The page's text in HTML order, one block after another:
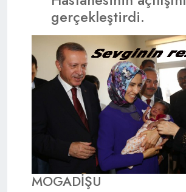
gerçekleştirdi.
MOGADİŞU